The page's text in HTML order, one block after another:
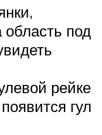
под
рейке
гул